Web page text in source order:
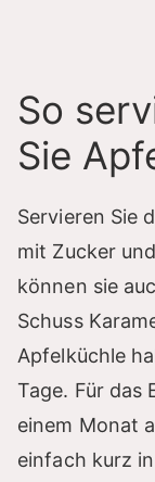
So
Sie
Servieren Sie
mit Zucker
können sie
Schuss
Apfelküchle
Tage. Für das
einem Monat
einfach kurz